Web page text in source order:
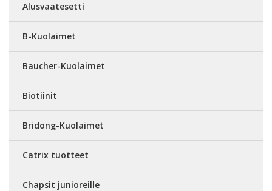
Alusvaatesetti
B-Kuolaimet
Baucher-Kuolaimet
Biotiinit
Bridong-Kuolaimet
Catrix tuotteet
Chapsit junioreille